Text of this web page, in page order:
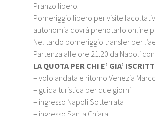
Pranzo libero.
Pomeriggio libero per visite
autonomia dovrà prenotarlo online
Nel tardo pomeriggio transfer per
Partenza alle ore 21.20 da Napoli
LA QUOTA PER CHI E’ GIA’
– volo andata e ritorno Venezia
– guida turistica per due giorni
– ingresso Napoli Sotterrata
– ingresso Santa Chiara